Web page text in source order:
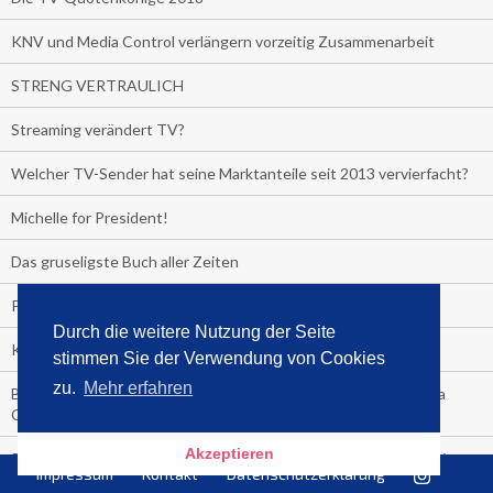
Durch die weitere Nutzung der Seite
stimmen Sie der Verwendung von Cookies
zu. Mehr erfahren
Akzeptieren
KNV und Media Control verlängern vorzeitig Zusammenarbeit
STRENG VERTRAULICH
Streaming verändert TV?
Welcher TV-Sender hat seine Marktanteile seit 2013 vervierfacht?
Michelle for President!
Das gruseligste Buch aller Zeiten
Promi-Biografien
Kerkeling erhält Spitzenfeder für meistverkauftes Buch
Börsenverein und MVB verlängern vorzeitig Verträge mit Media
Control bis 2024
PocketBook, Ceebo und Umbreit bringen Hörbuch-Downloads in
die Cloud
Impressum Kontakt Datenschutzerklärung